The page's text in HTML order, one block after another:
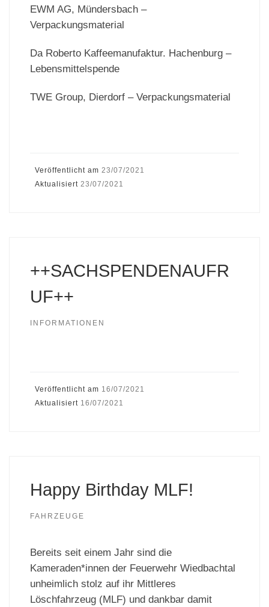
EWM AG, Mündersbach –
Verpackungsmaterial
Da Roberto Kaffeemanufaktur. Hachenburg –
Lebensmittelspende
TWE Group, Dierdorf – Verpackungsmaterial
Veröffentlicht am 23/07/2021
Aktualisiert 23/07/2021
++SACHSPENDENAUFR
UF++
INFORMATIONEN
Veröffentlicht am 16/07/2021
Aktualisiert 16/07/2021
Happy Birthday MLF!
FAHRZEUGE
Bereits seit einem Jahr sind die
Kameraden*innen der Feuerwehr Wiedbachtal
unheimlich stolz auf ihr Mittleres
Löschfahrzeug (MLF) und dankbar damit